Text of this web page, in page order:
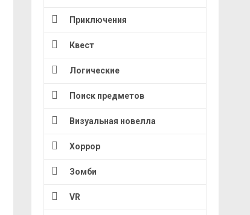
Приключения
Квест
Логические
Поиск предметов
Визуальная новелла
Хоррор
Зомби
VR